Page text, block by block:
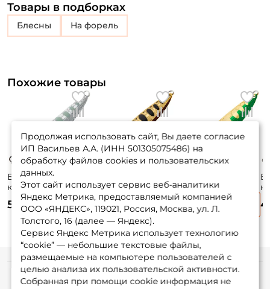
Товары в подборках
блесны на форель
Похожие товары
Блесна
колеблющаяся
Lucky John Croco
Spoon 5,9см. 14гр.
003
530 ₽
колеблющаяся
Lucky John Croco
Spoon 5,9см. 14гр.
008
530 ₽
колеблющаяся
Lucky John Croco
Spoon 5,9см. 14гр.
530 ₽
Продолжая использовать сайт, Вы даете согласие
ИП Васильев А.А. (ИНН 501305075486) на
обработку файлов cookies и пользовательских
данных.
Этот сайт использует сервис веб-аналитики
Яндекс Метрика, предоставляемый компанией
ООО «ЯНДЕКС», 119021, Россия, Москва, ул. Л.
Толстого, 16 (далее — Яндекс).
Сервис Яндекс Метрика использует технологию
“cookie” — небольшие текстовые файлы,
размещаемые на компьютере пользователей с
целью анализа их пользовательской активности.
Собранная при помощи cookie информация не
Информация